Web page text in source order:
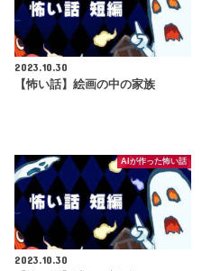
2023.10.30
【怖い話】絵画の中の家族
AIが作った怖い話
2023.10.30